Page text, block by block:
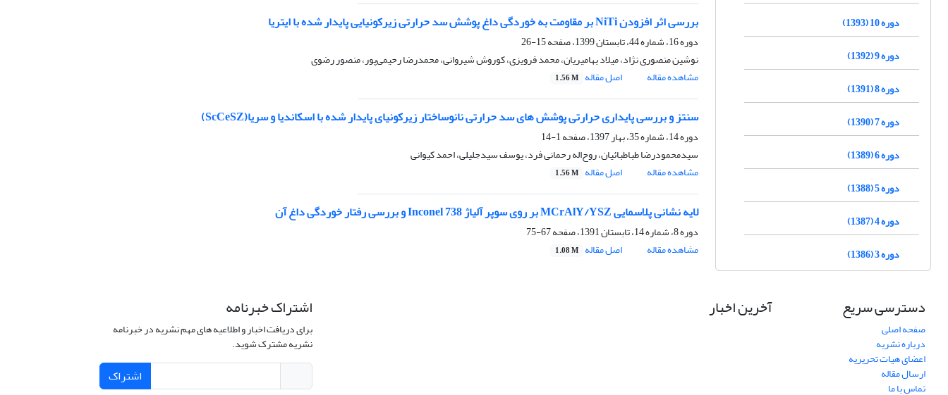
بررسی اثر افزودن NiTi بر مقاومت به خوردگی داغ پوشش سد حرارتی زیرکونیایی پایدار شده با ایتریا
دوره 16، شماره 44، تابستان 1399، صفحه
15-26
نوشین منصوری نژاد، میلاد بهامیریان، محمد فرویزی، کوروش شیروانی، محمدرضا رحیمی‌پور، منصور رضوی
مشاهده مقاله
اصل مقاله 1.56 M
سنتز و بررسی پایداری حرارتی پوشش های سد حرارتی نانوساختار زیرکونیای پایدار شده با اسکاندیا و سریا(ScCeSZ)
دوره 14، شماره 35، بهار 1397، صفحه
1-14
سیدمحمودرضا طباطبائیان، روح‌اله رحمانی فرد، یوسف سیدجلیلی، احمد کیوانی
مشاهده مقاله
اصل مقاله 1.56 M
لایه نشانی پلاسمایی MCrAlY/YSZ بر روی سوپر آلیاژ Inconel 738 و بررسی رفتار خوردگی داغ آن‌
دوره 8، شماره 14، تابستان 1391، صفحه
67-75
مشاهده مقاله
اصل مقاله 1.08 M
دوره 10 (1393)
دوره 9 (1392)
دوره 8 (1391)
دوره 7 (1390)
دوره 6 (1389)
دوره 5 (1388)
دوره 4 (1387)
دوره 3 (1386)
دسترسی سریع
صفحه اصلی
درباره نشریه
اعضای هیات تحریریه
ارسال مقاله
تماس با ما
آخرین اخبار اشتراک خبرنامه
برای دریافت اخبار و اطلاعیه های مهم نشریه در خبرنامه
نشریه مشترک شوید.
اشتراک